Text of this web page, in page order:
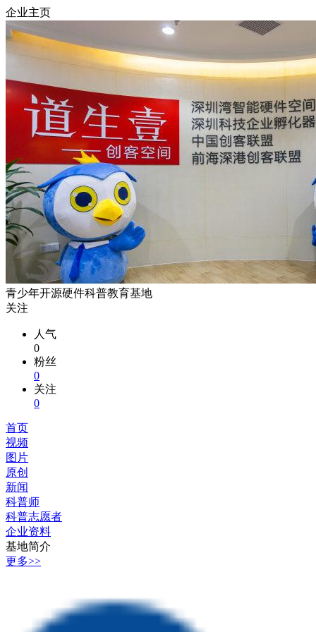
企业主页
青少年开源硬件科普教育基地
关注
人气
0
粉丝
0
关注
0
首页
视频
图片
原创
新闻
科普师
科普志愿者
企业资料
基地简介
更多>>